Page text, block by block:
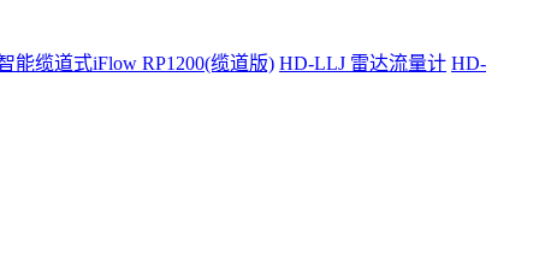
能缆道式iFlow RP1200(缆道版) HD-LLJ 雷达流量计 HD-